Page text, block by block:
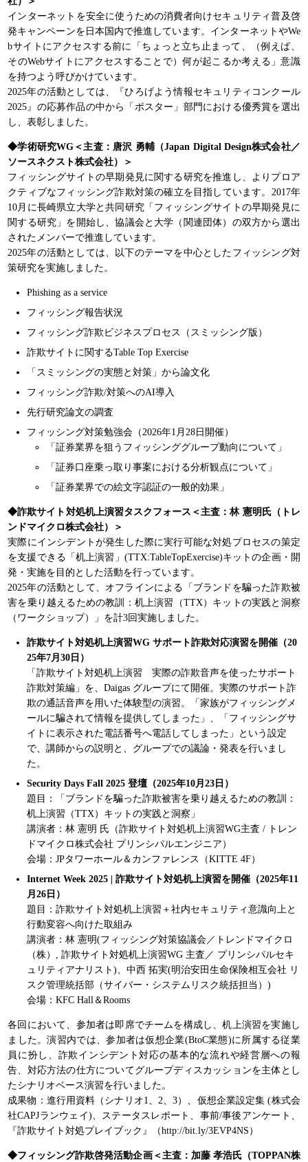
インターネットを安全に使うための消費者向けセキュリティ普及啓
発キャンペーンを日本国内で推進しています。インターネットやWe
bサイトにアクセスする前に「ちょっと立ち止まって、（例えば、
そのWebサイトにアクセスすることで）何が起こるか考える」意識
を持つよう呼びかけています。
2025年の活動としては、『ひろげよう情報セキュリティコンクール
2025』の応募作品の中から「ポスター」部門における優秀賞を選出
し、表彰しました。
◆学術研究WG＜主査：唐沢 勇輔（Japan Digital Design株式会社／
ソースネクスト株式会社）＞
フィッシングサイトの早期発見に関する研究を推進し、よりプロア
クティブなフィッシング詐欺対策の確立を目指しています。2017年
10月に長崎県立大学と共同研究「フィッシングサイトの早期発見に
関する研究」を開始し、協議会と大学（関連団体）の双方から選出
されたメンバーで推進しています。
2025年の活動としては、以下のテーマを中心としたフィッシング対
策研究を実施しました。
Phishing as a service
フィッシング報告状況
フィッシング詐欺ビジネスプロセス（スミッシング版）
詐欺サイトに関するTable Top Exercise
「スミッシングの実態と対策」から論文化
フィッシング詐欺/対策へのAI導入
先行研究論文の調査
フィッシング対策勉強会（2026年1月28日開催）
「証券業界を狙うフィッシンググループ動向について」
「証券口座乗っ取り事案における分析観点について」
「証券業界での絵文字認証の一般的効果」
◆詐欺サイト対処机上演習タスクフォース＜主査：林 憲明氏（トレ
ンドマイクロ株式会社）＞
実際にインシデントが発生した際に実行可能な対処プロセスの策定
を支援できる「机上演習」(TTX:TableTopExercise)キットの企画・開
発・実施を目的とした活動を行っています。
2025年の活動として、オフラインによる「ブランドを騙った詐欺被
害を乗り越えるための教訓：机上演習（TTX）キットの実践と洞察
（ワークショップ）」を計3回実施しました。
詐欺サイト対処机上演習WG サポート詐欺対応演習を開催（20
25年7月30日）
「詐欺サイト対処机上演習 実際の詐欺音声を使ったサポート
詐欺対策編」を、Daigas グループにて開催。実際のサポート詐
欺の通話音声を用いた体験型の演習。「家族がフィッシングメ
ールに騙されて情報を提供してしまった」、「フィッシングサ
イトに表示された電話番号へ電話してしまった」という設定
で、講師からの説明と、グループでの議論・発表を行いまし
た。
Security Days Fall 2025 登壇（2025年10月23日）
題目：「ブランドを騙った詐欺被害を乗り越えるための教訓：
机上演習（TTX）キットの実践と洞察」
講演者：林 憲明 氏（詐欺サイト対処机上演習WG主査 / トレン
ドマイクロ株式会社 プリンシパルエンジニア）
会場：JPタワーホール＆カンファレンス（KITTE 4F）
Internet Week 2025 | 詐欺サイト対処机上演習を開催（2025年11
月26日）
題目：詐欺サイト対処机上演習＋社内セキュリティ意識向上と
行動変容へ向けた取組み
講演者：林 憲明(フィッシング対策協議会／トレンドマイクロ
（株）, 詐欺サイト対処机上演習WG 主査／ プリンシパルセキ
ュリティアナリスト)、中西 拓実(明治安田生命保険相互会社 リ
スク管理統括部（サイバー・システムリスク統括担当）)
会場：KFC Hall＆Rooms
各回において、参加者は即席でチームを構成し、机上演習を実施し
ました。演習内では、参加者は仮想企業(BtoC業態)に所属する従業
員に扮し、詐欺インシデント対応の基本的な流れや経営層への報
告、対応方法の仕方についてグループディスカッションを主体とし
たシナリオベース演習を行いました。
成果物：進行用資料（シナリオ1、2、3）、仮想企業設定集 (株式会
社CAPJランウェイ)、ステータスレポート、事前/事後アンケート、
『詐欺サイト対処プレイブック』（http://bit.ly/3EVP4NS）
◆フィッシング詐欺啓発活動企画＜主査：加藤 孝浩氏（TOPPAN株